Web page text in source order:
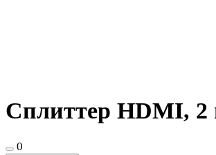
Сплиттер HDMI, 2
0